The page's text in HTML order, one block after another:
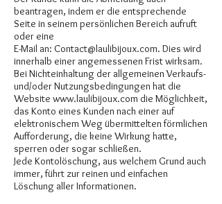
beantragen, indem er die entsprechende
Seite in seinem persönlichen Bereich aufruft
oder eine
E-Mail an: Contact@laulibijoux.com. Dies wird
innerhalb einer angemessenen Frist wirksam.
Bei Nichteinhaltung der allgemeinen Verkaufs-
und/oder Nutzungsbedingungen hat die
Website www.laulibijoux.com die Möglichkeit,
das Konto eines Kunden nach einer auf
elektronischem Weg übermittelten förmlichen
Aufforderung, die keine Wirkung hatte,
sperren oder sogar schließen.
Jede Kontolöschung, aus welchem Grund auch
immer, führt zur reinen und einfachen
Löschung aller Informationen.